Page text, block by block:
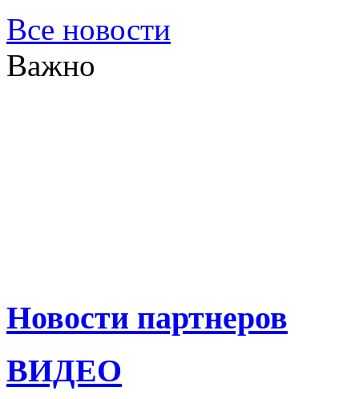
Все новости
Важно
Новости партнеров
ВИДЕО